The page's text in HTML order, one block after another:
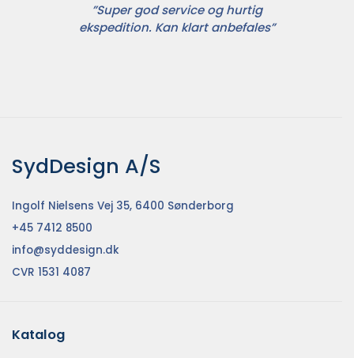
”Super god service og hurtig
ekspedition. Kan klart anbefales”
SydDesign A/S
Ingolf Nielsens Vej 35, 6400 Sønderborg
+45 7412 8500
info@syddesign.dk
CVR 1531 4087
Katalog